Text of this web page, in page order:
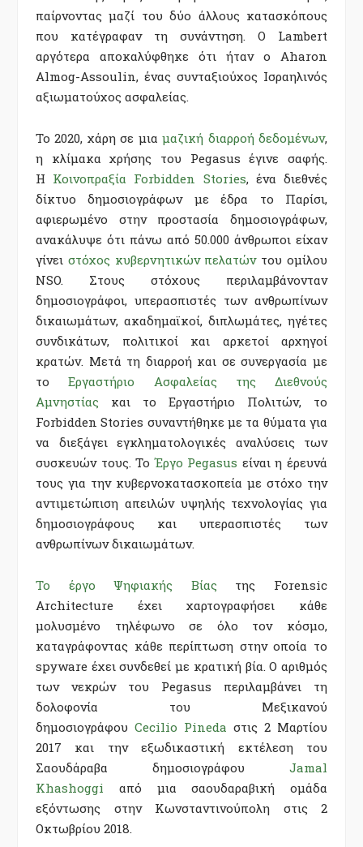
παίρνοντας μαζί του δύο άλλους κατασκόπους
που κατέγραφαν τη συνάντηση. Ο Lambert
αργότερα αποκαλύφθηκε ότι ήταν ο Aharon
Almog-Assoulin, ένας συνταξιούχος Ισραηλινός
αξιωματούχος ασφαλείας.
Το 2020, χάρη σε μιαμαζική διαρροή δεδομένων,
η κλίμακα χρήσης του Pegasus έγινε σαφής.
Η Κοινοπραξία Forbidden Stories, ένα διεθνές
δίκτυο δημοσιογράφων με έδρα το Παρίσι,
αφιερωμένο στην προστασία δημοσιογράφων,
ανακάλυψε ότι πάνω από 50.000 άνθρωποι είχαν
γίνει στόχος κυβερνητικών πελατώντου ομίλου
NSO. Στους στόχους περιλαμβάνονταν
δημοσιογράφοι, υπερασπιστές των ανθρωπίνων
δικαιωμάτων, ακαδημαϊκοί, διπλωμάτες, ηγέτες
συνδικάτων, πολιτικοί και αρκετοί αρχηγοί
κρατών. Μετά τη διαρροή και σε συνεργασία με
τοΕργαστήριο Ασφαλείας της Διεθνούς
Αμνηστίας και το Εργαστήριο Πολιτών, το
Forbidden Stories συναντήθηκε με τα θύματα για
να διεξάγει εγκληματολογικές αναλύσεις των
συσκευών τους. ΤοΈργο Pegasus είναι η έρευνά
τους για την κυβερνοκατασκοπεία με στόχο την
αντιμετώπιση απειλών υψηλής τεχνολογίας για
δημοσιογράφους και υπερασπιστές των
ανθρωπίνων δικαιωμάτων.
Το έργο Ψηφιακής Βίας της Forensic
Architecture έχει χαρτογραφήσει κάθε
μολυσμένο τηλέφωνο σε όλο τον κόσμο,
καταγράφοντας κάθε περίπτωση στην οποία το
spyware έχει συνδεθεί με κρατική βία. Ο αριθμός
των νεκρών του Pegasus περιλαμβάνει τη
δολοφονία του Μεξικανού
δημοσιογράφου Cecilio Pineda στις 2 Μαρτίου
2017 και την εξωδικαστική εκτέλεση του
Σαουδάραβα δημοσιογράφου Jamal
Khashoggi από μια σαουδαραβική ομάδα
εξόντωσης στην Κωνσταντινούπολη στις 2
Οκτωβρίου 2018.